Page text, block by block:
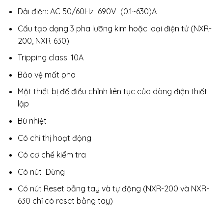
Dải điện: AC 50/60Hz 690V (0.1~630)A
Cấu tạo dạng 3 pha lưỡng kim hoặc loại điện tử (NXR-
200, NXR-630)
Tripping class: 10A
Bảo vệ mất pha
Một thiết bị để điều chỉnh liên tục của dòng điện thiết
lập
Bù nhiệt
Có chỉ thị hoạt động
Có cơ chế kiểm tra
Có nút Dừng
Có nút Reset bằng tay và tự động (NXR-200 và NXR-
630 chỉ có reset bằng tay)